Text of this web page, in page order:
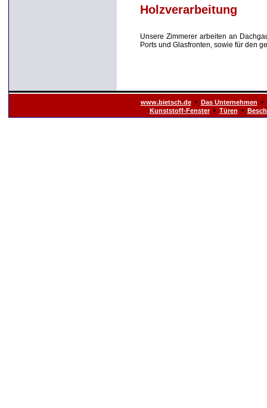
Holzverarbeitung
Unsere Zimmerer arbeiten an
Ports und Glasfronten, sowie für den
www.bietsch.de• Das Unternehmen •
Kunststoff-Fenster• Türen •